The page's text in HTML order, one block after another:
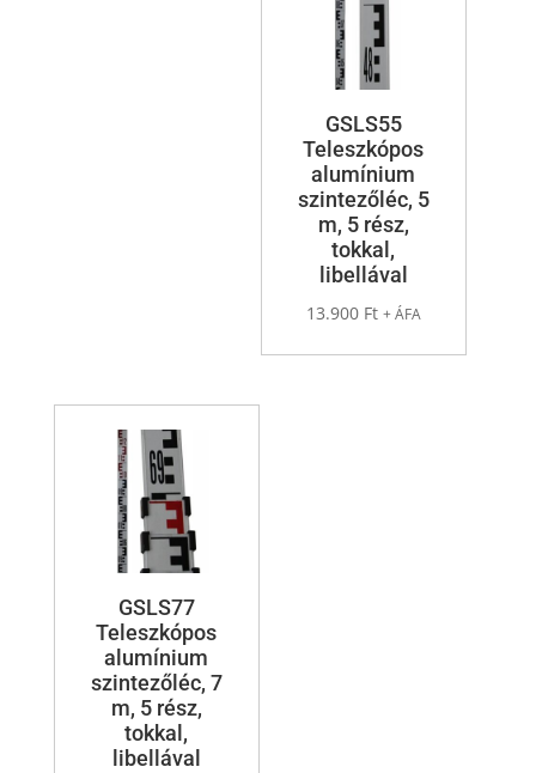
GSLS55
Teleszkópos
alumínium
szintezőléc, 5
m, 5 rész,
tokkal,
libellával
13.900 Ft + ÁFA
GSLS77
Teleszkópos
alumínium
szintezőléc, 7
m, 5 rész,
tokkal,
libellával